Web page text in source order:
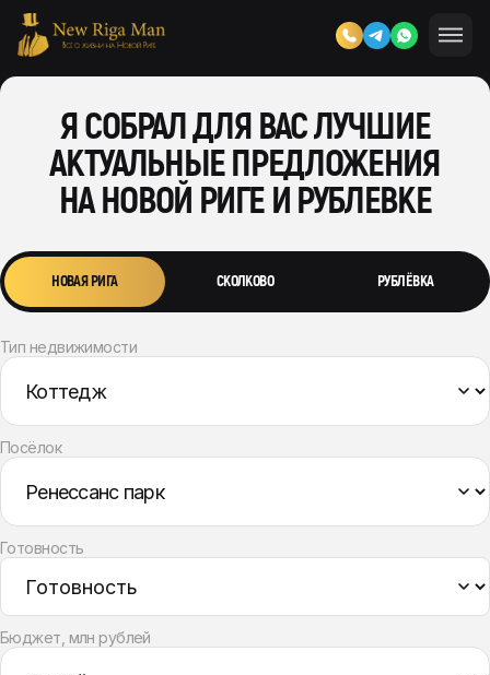
Я СОБРАЛ ДЛЯ ВАС ЛУЧШИЕ
АКТУАЛЬНЫЕ ПРЕДЛОЖЕНИЯ
НА НОВОЙ РИГЕ И РУБЛЕВКЕ
НОВАЯ РИГА СКОЛКОВО РУБЛЁВКА
Тип недвижимости
Посёлок
Готовность
Бюджет, млн рублей